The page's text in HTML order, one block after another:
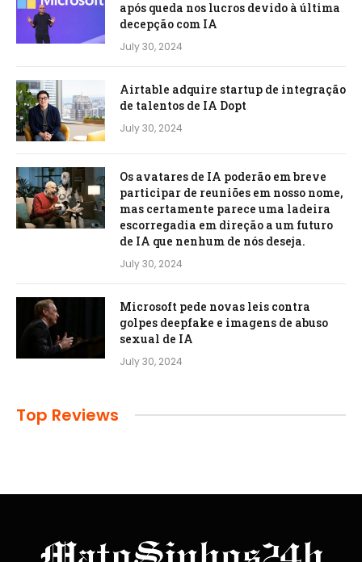
após queda nos lucros devido à última
decepção com IA
July 30, 2024
Airtable adquire startup de integração
de talentos de IA Dopt
July 30, 2024
Os avatares de IA poderão em breve
participar de reuniões em nosso nome,
mas certamente parece uma ladeira
escorregadia em direção a um futuro
de IA que nenhum de nós deseja.
July 30, 2024
Microsoft pede novas leis contra
golpes deepfake e imagens de abuso
sexual de IA
July 30, 2024
Top Reviews